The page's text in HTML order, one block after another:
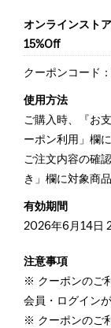
オンラインスト
15%Off
クーポンコード
使用方法
ご購入時、『お
ーポン利用」欄
ご注文内容の確
き」欄に対象商
有効期間
2026年6月14日
注意事項
クーポンのご
会員・ログイン
クーポンのご